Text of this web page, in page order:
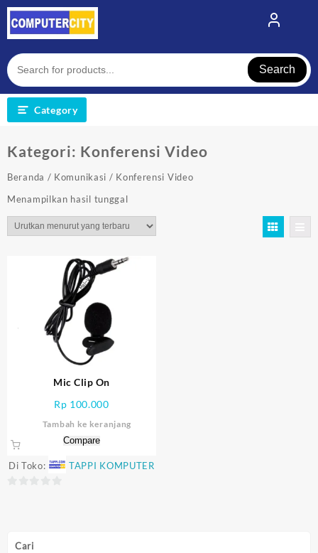
Skip
content
Search
Category
Cari
Kategori: Konferensi Video
Beranda / Komunikasi / Konferensi Video
Menampilkan hasil tunggal
Mic Clip On
Rp 100.000
Tambah ke keranjang
Compare
Di Toko: TAPPI KOMPUTER